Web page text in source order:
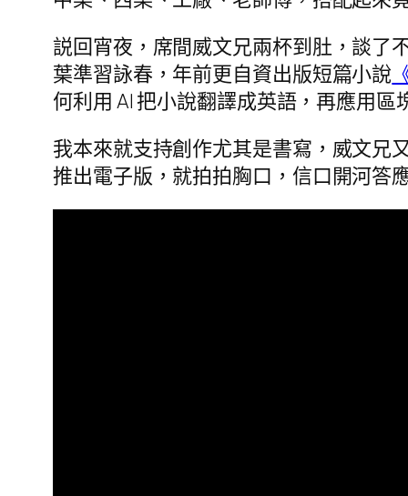
説回宵夜，席間威文兄兩杯到肚，談了
葉準習詠春，年前更自資出版短篇小說
何利用 AI 把小說翻譯成英語，再應用區
我本來就支持創作尤其是書寫，威文兄
推出電子版，就拍拍胸口，信口開河答